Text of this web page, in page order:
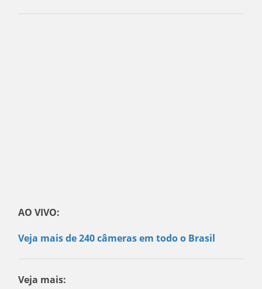
AO VIVO:
Veja mais de 240 câmeras em todo o Brasil
Veja mais: